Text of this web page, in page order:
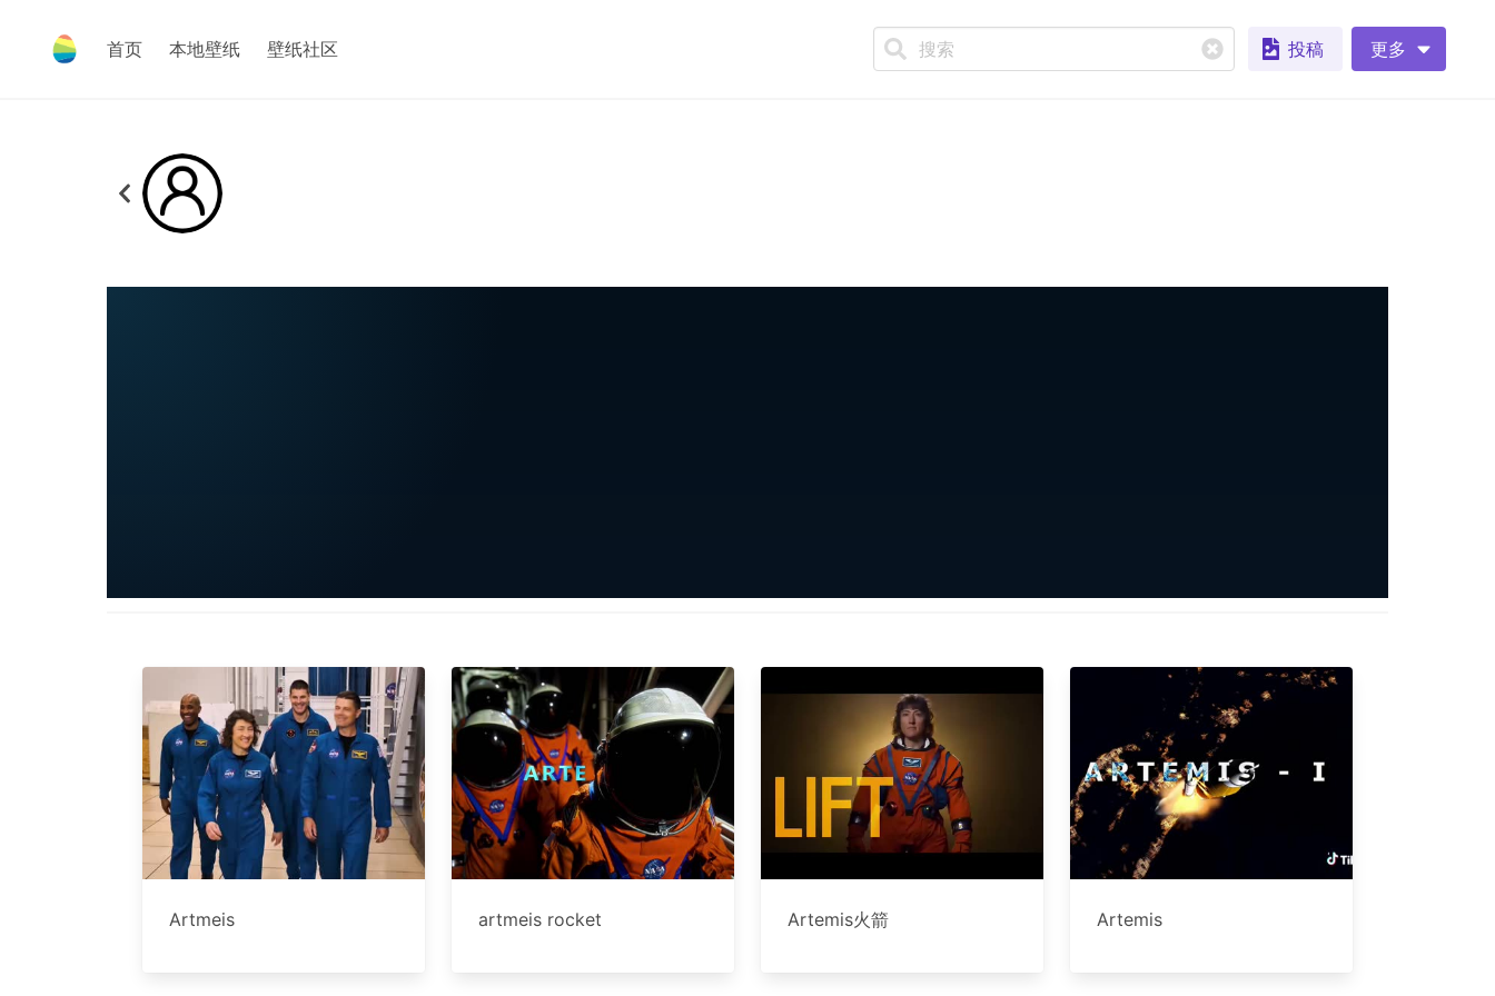
首页 本地壁纸 壁纸社区 投稿 更多
Artmeis artmeis rocket Artemis火箭 Artemis